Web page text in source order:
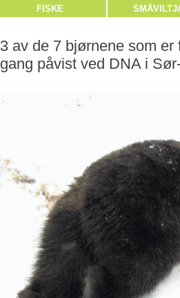
FISKE
3 av de 7 bjørnene som
gang påvist ved DNA i